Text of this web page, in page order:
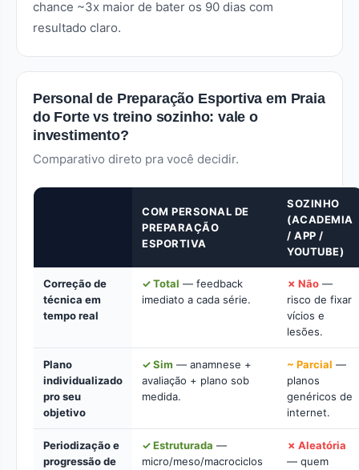
chance ~3x maior de bater os 90 dias com
resultado claro.
Personal de Preparação Esportiva em Praia
do Forte vs treino sozinho: vale o
investimento?
Comparativo direto pra você decidir.
COM PERSONAL DE
PREPARAÇÃO
ESPORTIVA
SOZINHO
(ACADEMIA
/ APP /
YOUTUBE)
Correção de
técnica em
tempo real
✓ Total — feedback
imediato a cada série.
✗ Não —
risco de fixar
vícios e
lesões.
Plano
individualizado
pro seu
objetivo
✓ Sim — anamnese +
avaliação + plano sob
medida.
~ Parcial —
planos
genéricos de
internet.
Periodização e
progressão de
✓ Estruturada —
micro/meso/macrociclos
✗ Aleatória
— quem